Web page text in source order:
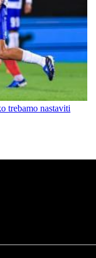
trebamo nastaviti